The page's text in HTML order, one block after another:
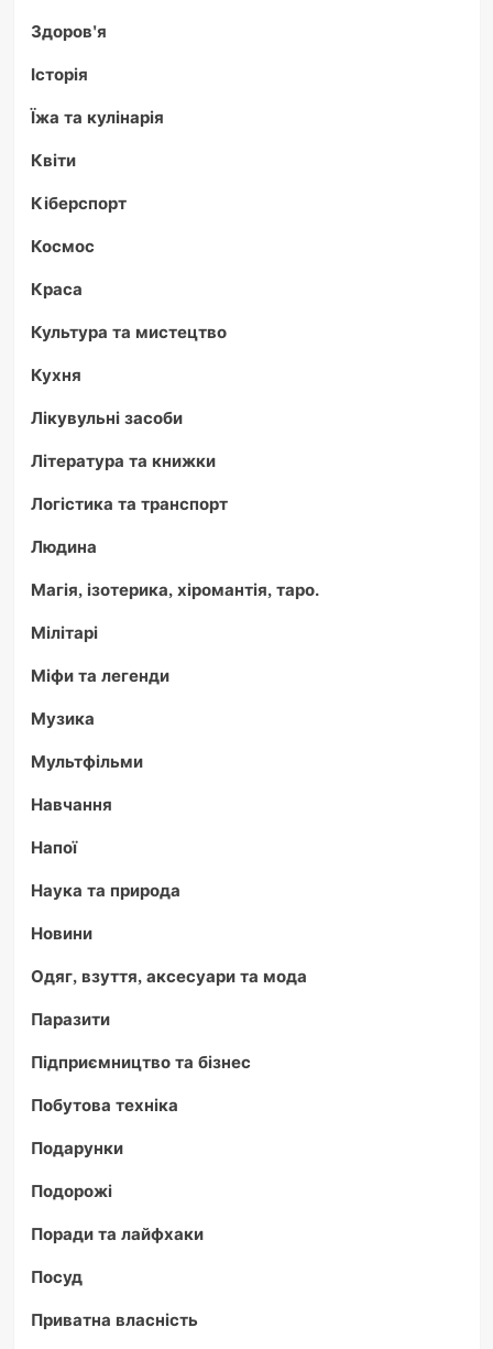
Здоров'я
Історія
Їжа та кулінарія
Квіти
Кіберспорт
Космос
Краса
Культура та мистецтво
Кухня
Лікувульні засоби
Література та книжки
Логістика та транспорт
Людина
Магія, ізотерика, хіромантія, таро.
Мілітарі
Міфи та легенди
Музика
Мультфільми
Навчання
Напої
Наука та природа
Новини
Одяг, взуття, аксесуари та мода
Паразити
Підприємництво та бізнес
Побутова техніка
Подарунки
Подорожі
Поради та лайфхаки
Посуд
Приватна власність